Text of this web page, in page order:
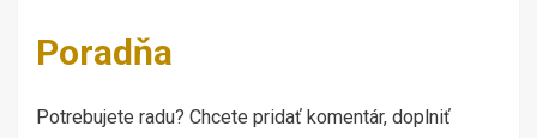
Poradňa
Potrebujete radu? Chcete pridať komentár, doplniť